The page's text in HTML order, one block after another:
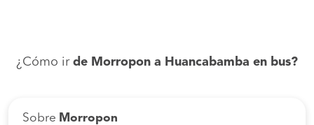
¿Cómo ir de Morropon a Huancabamba en bus?
Sobre Morropon